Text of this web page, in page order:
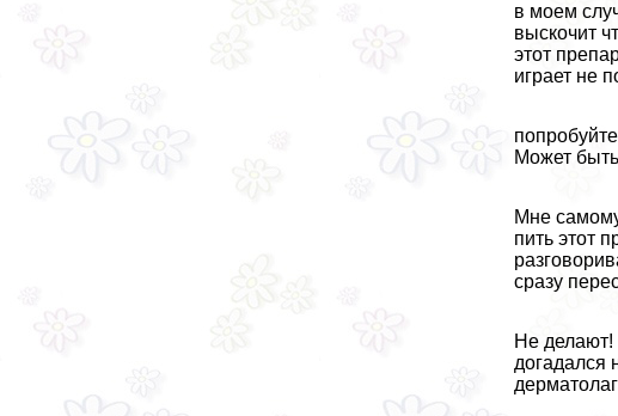
в моем
выскочит
этот
играет не
Может
Мне
пить этот
сразу
Не делают!
догадался